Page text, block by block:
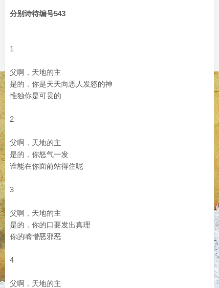
分别诗待编号543
1
父啊，天地的主
是的，你是天天向恶人发怒的神
惟独你是可畏的
2
父啊，天地的主
是的，你怒气一发
谁能在你面前站得住呢
3
父啊，天地的主
是的，你的口要发出真理
你的嘴憎恶邪恶
4
父啊，天地的主